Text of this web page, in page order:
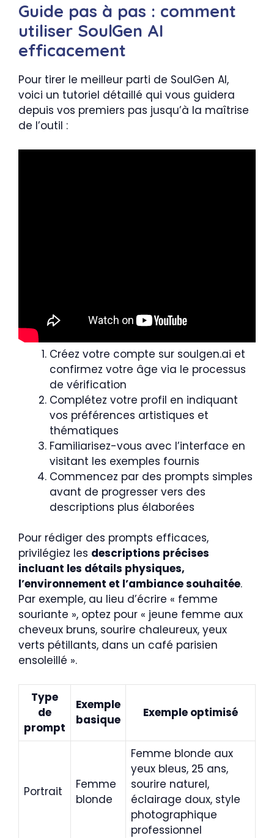
Guide pas à pas : comment
utiliser SoulGen AI
efficacement
Pour tirer le meilleur parti de SoulGen AI,
voici un tutoriel détaillé qui vous guidera
depuis vos premiers pas jusqu’à la maîtrise
de l’outil :
Créez votre compte sur soulgen.ai et
confirmez votre âge via le processus
de vérification
Complétez votre profil en indiquant
vos préférences artistiques et
thématiques
Familiarisez-vous avec l’interface en
visitant les exemples fournis
Commencez par des prompts simples
avant de progresser vers des
descriptions plus élaborées
Pour rédiger des prompts efficaces,
privilégiez les descriptions précises
incluant les détails physiques,
l’environnement et l’ambiance souhaitée.
Par exemple, au lieu d’écrire « femme
souriante », optez pour « jeune femme aux
cheveux bruns, sourire chaleureux, yeux
verts pétillants, dans un café parisien
ensoleillé ».
Type
de
prompt
Exemple
basique
Exemple optimisé
Portrait
Femme
blonde
Femme blonde aux
yeux bleus, 25 ans,
sourire naturel,
éclairage doux, style
photographique
professionnel